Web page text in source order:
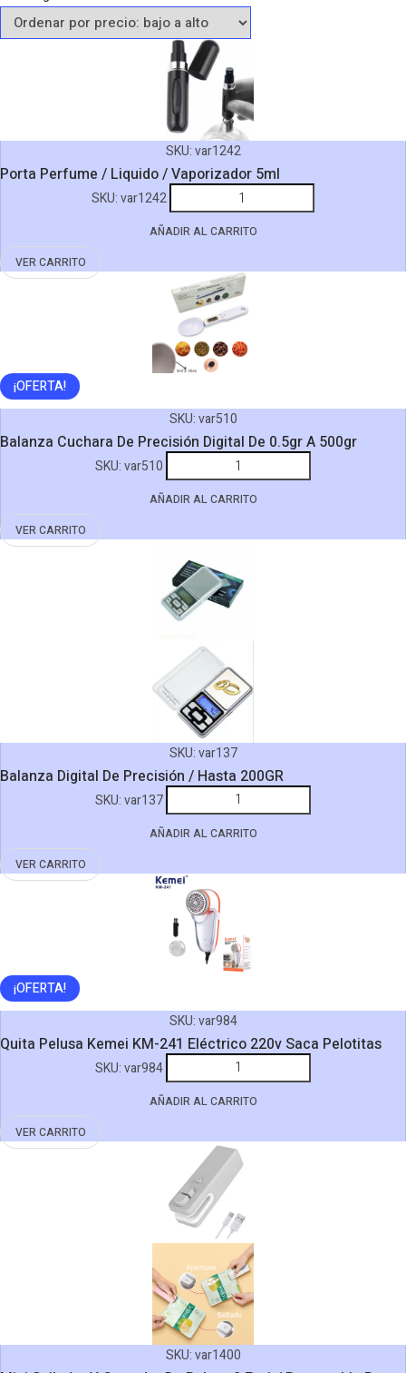
by
price:
SKU:var1242
Porta Perfume / Liquido / Vaporizador 5ml
AÑADIR AL CARRITO
VER CARRITO
SKU:var1242
Perfume
/
Vaporizador
5ml
cantidad
¡OFERTA!
SKU:var510
Balanza Cuchara De Precisión Digital De 0.5gr A 500gr
AÑADIR AL CARRITO
VER CARRITO
SKU:var510
Cuchara
De
De
0.5gr
A
cantidad
SKU:var137
Balanza Digital De Precisión / Hasta 200GR
AÑADIR AL CARRITO
VER CARRITO
SKU:var137
Digital
De
/
Hasta
200GR
cantidad
¡OFERTA!
SKU:var984
Quita Pelusa Kemei KM-241 Eléctrico 220v Saca Pelotitas
AÑADIR AL CARRITO
VER CARRITO
SKU:var984
Pelusa
Kemei
Eléctrico
220v
Saca
SKU:var1400